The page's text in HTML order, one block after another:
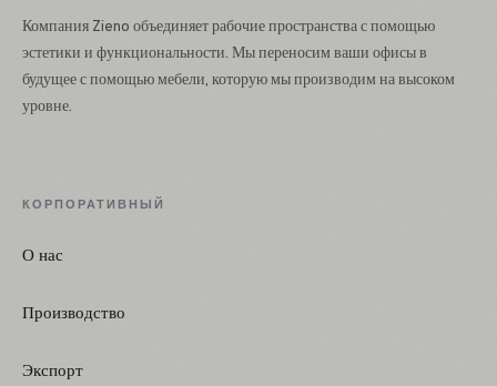
Компания Zieno объединяет рабочие пространства с помощью
эстетики и функциональности. Мы переносим ваши офисы в
будущее с помощью мебели, которую мы производим на высоком
уровне.
КОРПОРАТИВНЫЙ
О нас
Производство
Экспорт